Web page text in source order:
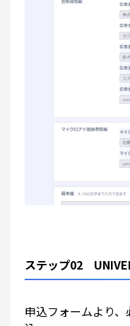
ステップ02
申込フォームより